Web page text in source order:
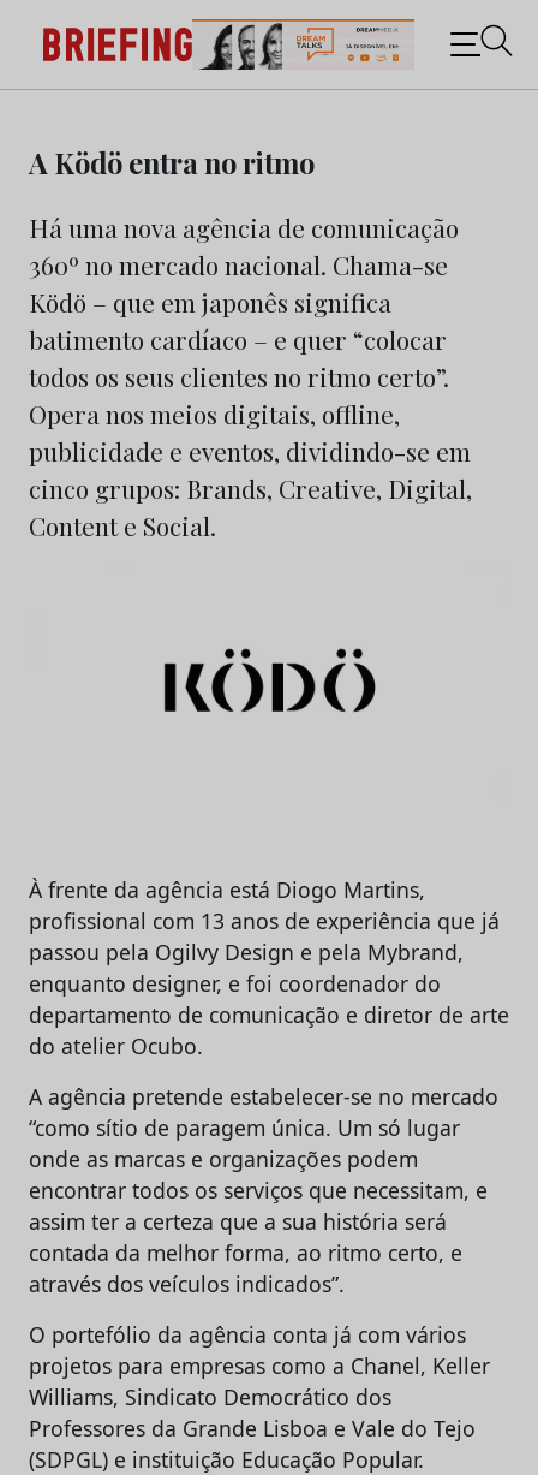
content
Briefing: Todas as notícias sobre os negócios do
Marketing e da Publicidade
A Ködö entra no ritmo
Há uma nova agência de comunicação
360º no mercado nacional. Chama-se
Ködö – que em japonês significa
batimento cardíaco – e quer “colocar
todos os seus clientes no ritmo certo”.
Opera nos meios digitais, offline,
publicidade e eventos, dividindo-se em
cinco grupos: Brands, Creative, Digital,
Content e Social.
À frente da agência está Diogo Martins,
profissional com 13 anos de experiência que já
passou pela Ogilvy Design e pela Mybrand,
enquanto designer, e foi coordenador do
departamento de comunicação e diretor de arte
do atelier Ocubo.
A agência pretende estabelecer-se no mercado
“como sítio de paragem única. Um só lugar
onde as marcas e organizações podem
encontrar todos os serviços que necessitam, e
assim ter a certeza que a sua história será
contada da melhor forma, ao ritmo certo, e
através dos veículos indicados”.
O portefólio da agência conta já com vários
projetos para empresas como a Chanel, Keller
Williams, Sindicato Democrático dos
Professores da Grande Lisboa e Vale do Tejo
(SDPGL) e instituição Educação Popular.